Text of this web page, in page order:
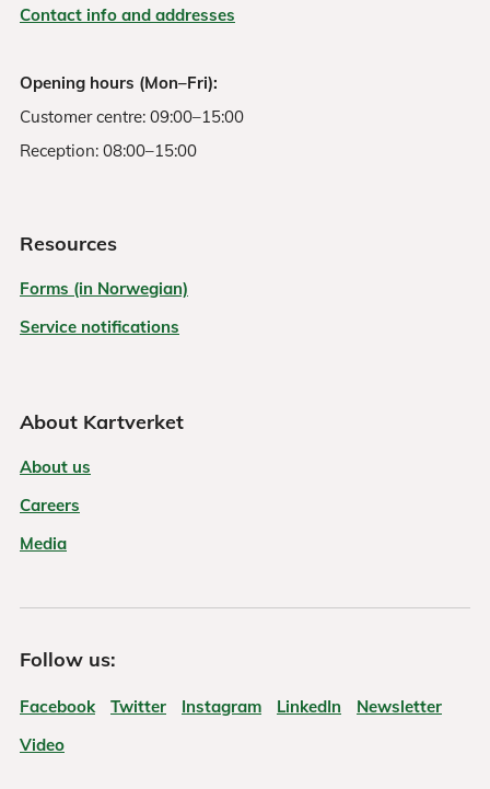
Contact info and addresses
Opening hours (Mon–Fri):
Customer centre: 09:00–15:00
Reception: 08:00–15:00
Resources
Forms (in Norwegian)
Service notifications
About Kartverket
About us
Careers
Media
Follow us:
Facebook Twitter Instagram LinkedIn
Newsletter
Video